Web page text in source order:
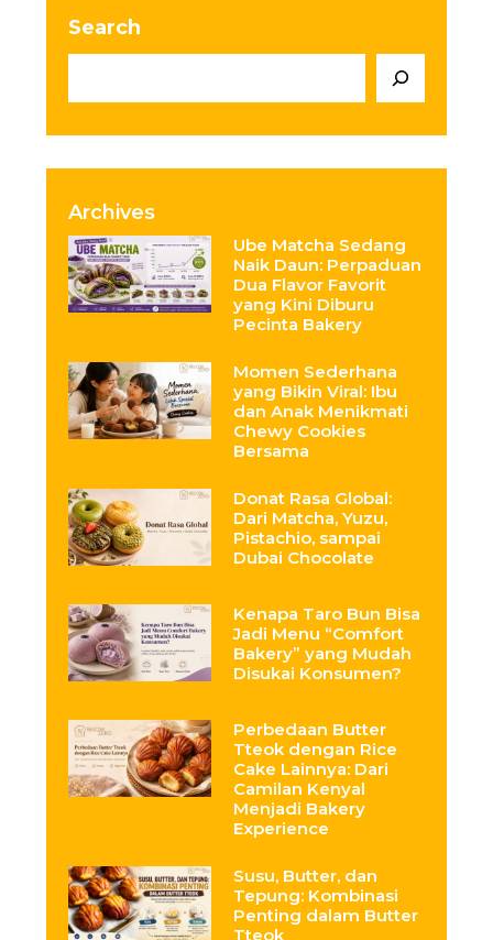
Search
Archives
Ube Matcha Sedang
Naik Daun: Perpaduan
Dua Flavor Favorit
yang Kini Diburu
Pecinta Bakery
Momen Sederhana
yang Bikin Viral: Ibu
dan Anak Menikmati
Chewy Cookies
Bersama
Donat Rasa Global:
Dari Matcha, Yuzu,
Pistachio, sampai
Dubai Chocolate
Kenapa Taro Bun Bisa
Jadi Menu “Comfort
Bakery” yang Mudah
Disukai Konsumen?
Perbedaan Butter
Tteok dengan Rice
Cake Lainnya: Dari
Camilan Kenyal
Menjadi Bakery
Experience
Susu, Butter, dan
Tepung: Kombinasi
Penting dalam Butter
Tteok